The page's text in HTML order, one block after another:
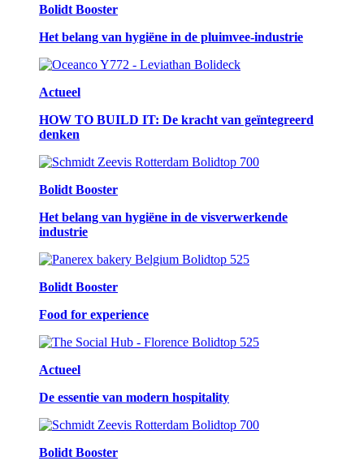
Bolidt Booster
Het belang van hygiëne in de pluimvee-industrie
Actueel
HOW TO BUILD IT: De kracht van geïntegreerd
denken
Bolidt Booster
Het belang van hygiëne in de visverwerkende
industrie
Bolidt Booster
Food for experience
Actueel
De essentie van modern hospitality
Bolidt Booster